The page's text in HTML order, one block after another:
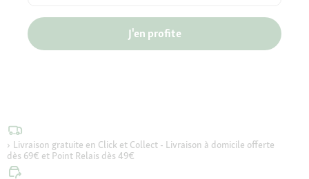
J'en profite
Livraison gratuite en Click et Collect - Livraison à domicile offerte
dès 69€ et Point Relais dès 49€